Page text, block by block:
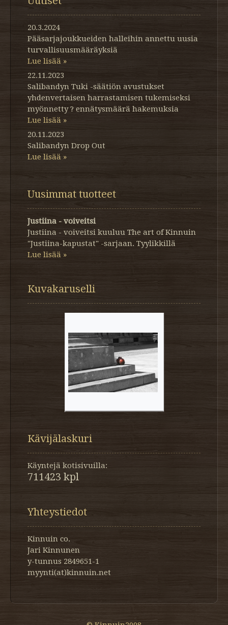
20.3.2024
Pääsarjajoukkueiden halleihin annettu uusia
turvallisuusmääräyksiä
Lue lisää »
22.11.2023
Salibandyn Tuki -säätiön avustukset
yhdenvertaisen harrastamisen tukemiseksi
myönnetty ? ennätysmäärä hakemuksia
Lue lisää »
20.11.2023
Salibandyn Drop Out
Lue lisää »
Uusimmat tuotteet
Justiina - voiveitsi
Justiina - voiveitsi kuuluu The art of Kinnuin
"Justiina-kapustat" -sarjaan. Tyylikkillä
Lue lisää »
Kuvakaruselli
Kävijälaskuri
Käyntejä kotisivuilla:
711423 kpl
Yhteystiedot
Kinnuin co.
Jari Kinnunen
y-tunnus 2849651-1
myynti(at)kinnuin.net